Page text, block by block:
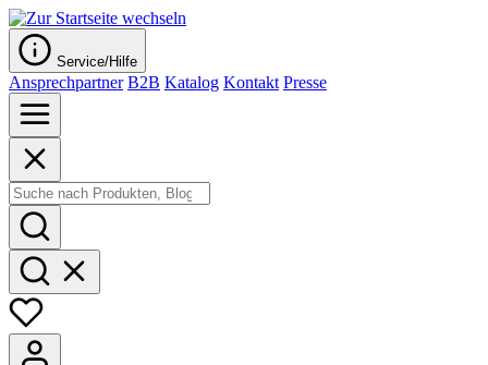
Service/Hilfe
Ansprechpartner B2B Katalog Kontakt Presse